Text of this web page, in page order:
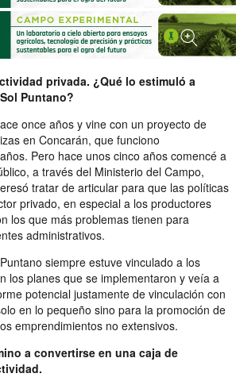
privada. ¿Qué lo estimuló a
Puntano?
once años y vine con un proyecto de
en Concarán, que funciono
Pero hace unos cinco años comencé a
a través del Ministerio del Campo,
tratar de articular para que las políticas
privado, en especial a los productores
los que más problemas tienen para
administrativos.
siempre estuve vinculado a los
los planes que se implementaron y veía a
potencial justamente de vinculación con
en lo pequeño sino para la promoción de
emprendimientos no extensivos.
a convertirse en una caja de